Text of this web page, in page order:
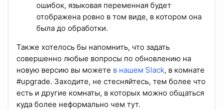
ошибок, языковая переменная будет
отображена ровно в том виде, в котором она
была до обработки.
Также хотелось бы напомнить, что задать
совершенно любые вопросы по обновлению на
новую версию вы можете в нашем Slack, в комнате
#upgrade. Заходите, не стесняйтесь, тем более что
есть и другие комнаты, в которых можно общаться
куда более неформально чем тут.